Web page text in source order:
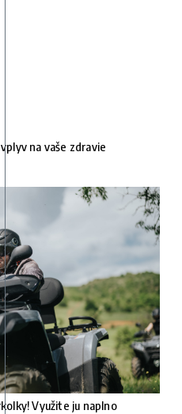
na vaše zdravie
Využite ju naplno